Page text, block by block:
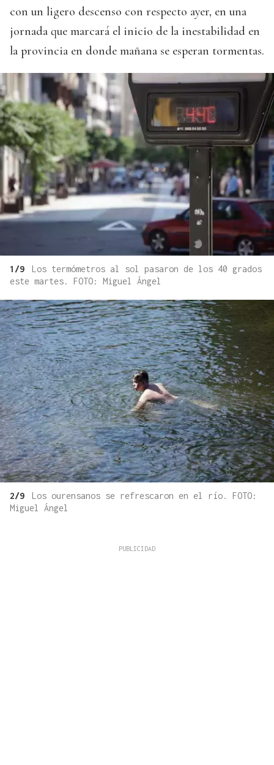
con un ligero descenso con respecto ayer, en una
jornada que marcará el inicio de la inestabilidad en
la provincia en donde mañana se esperan tormentas.
1/9
Los termómetros al sol pasaron de los 40 grados
este martes. FOTO: Miguel Ángel
2/9
Los ourensanos se refrescaron en el río. FOTO:
Miguel Ángel